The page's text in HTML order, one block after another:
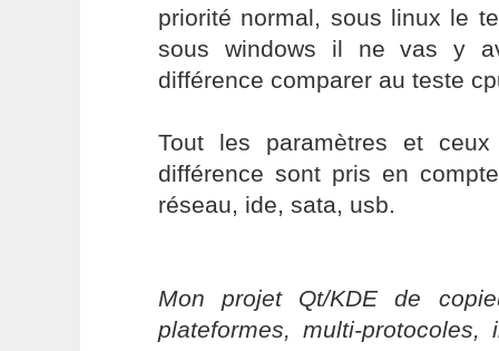
priorité normal, sous linux le
sous windows il ne vas y
différence comparer au teste
Tout les paramètres et
différence sont pris en
réseau, ide, sata, usb.
Mon projet Qt/KDE de
plateformes, multi-protocoles,